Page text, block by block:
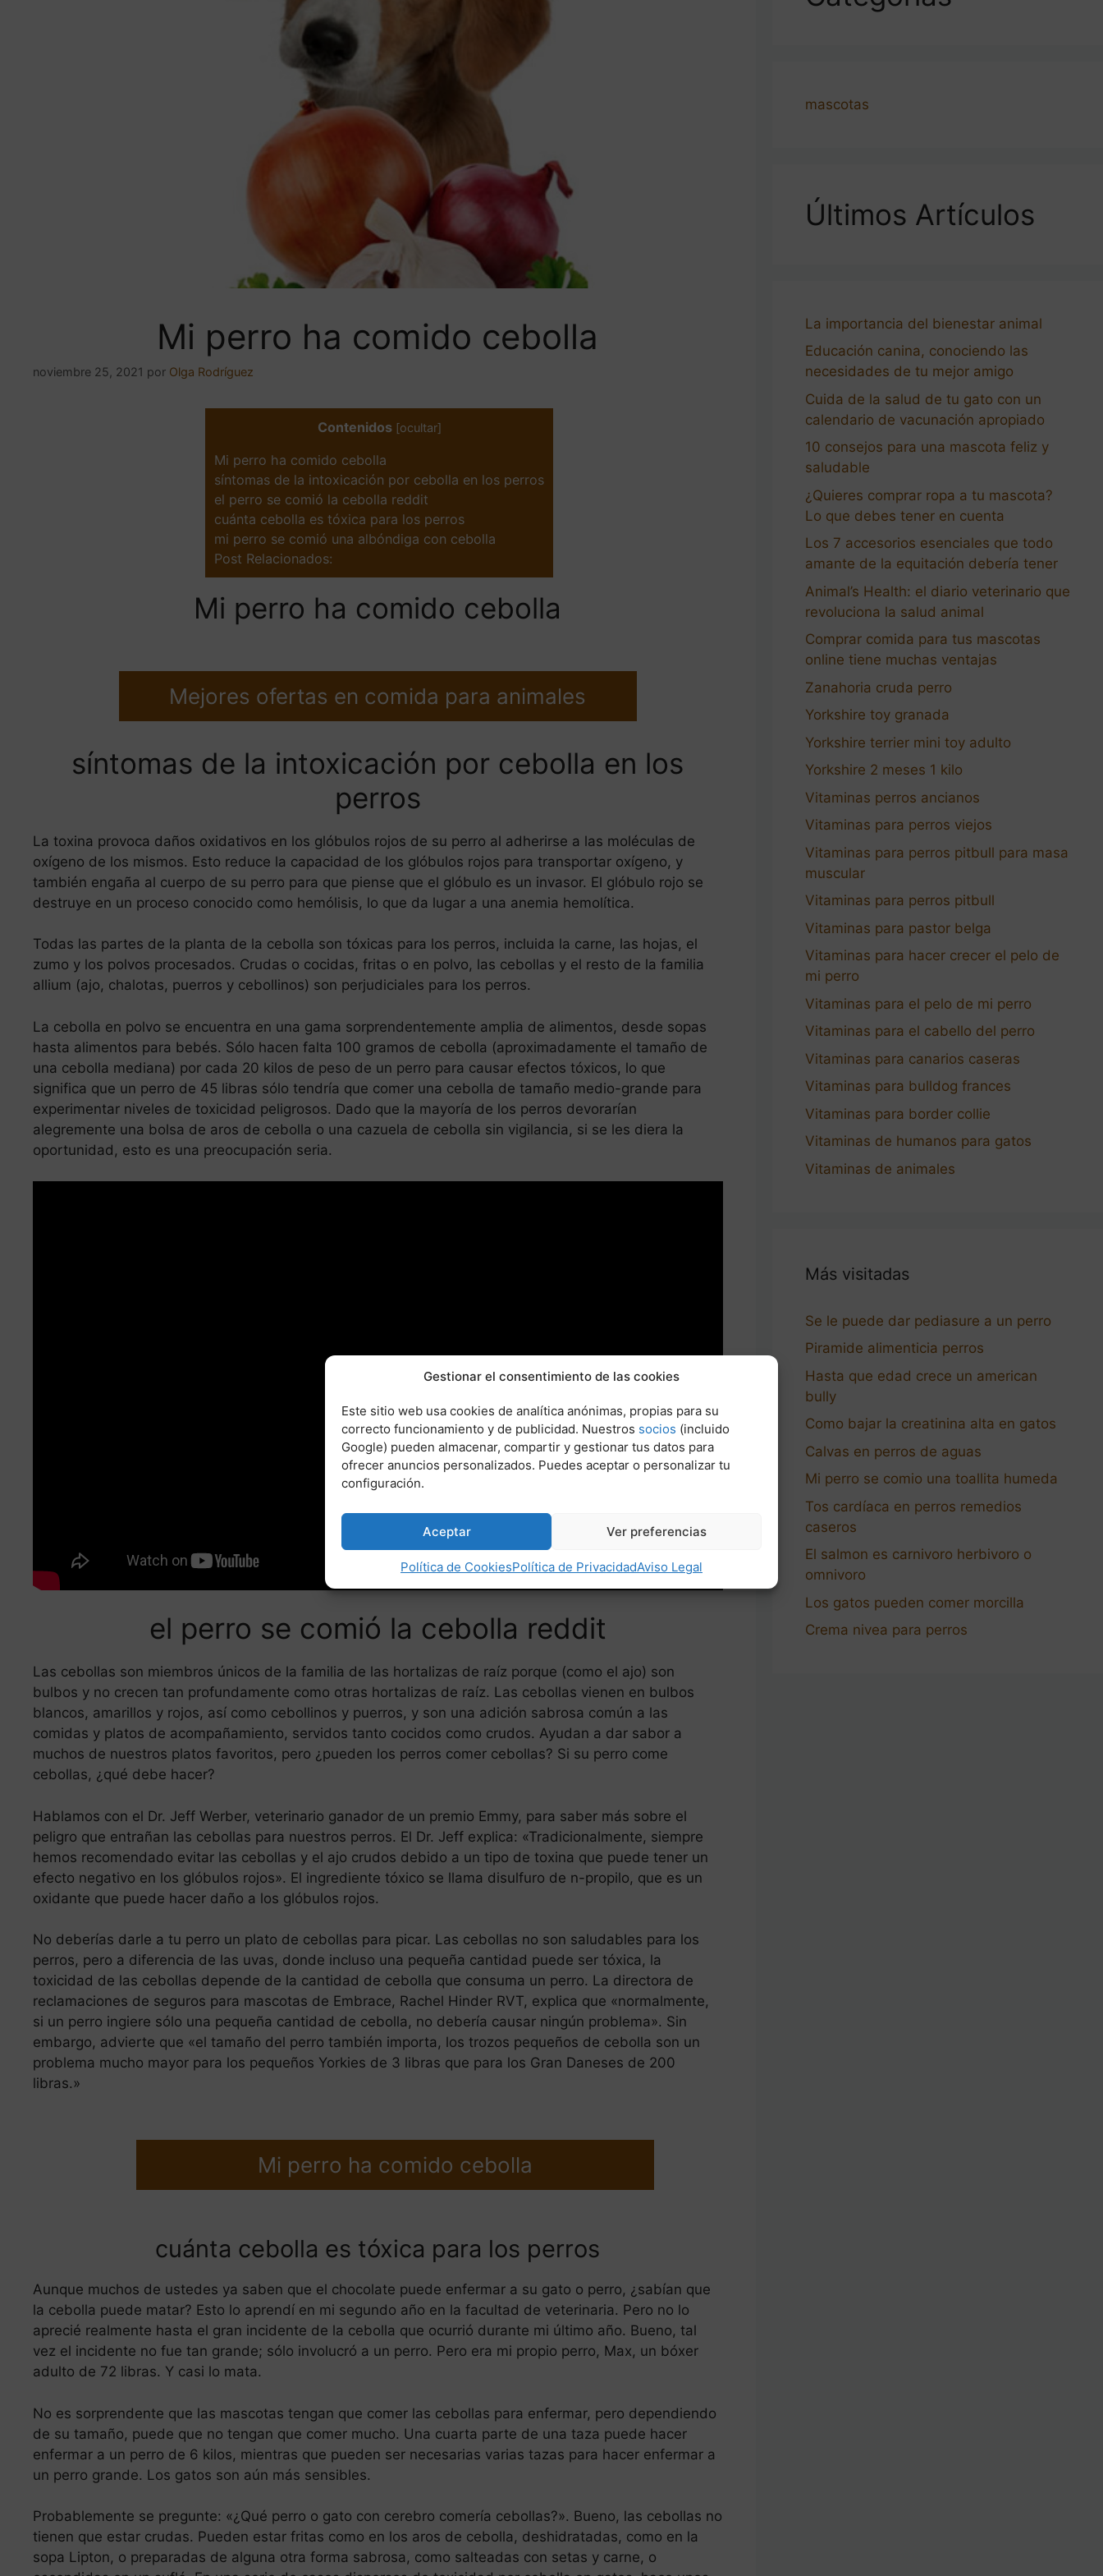
Gestionar el consentimiento de las cookies
Este sitio web usa cookies de analítica anónimas, propias para su
correcto funcionamiento y de publicidad. Nuestros socios (incluido
Google) pueden almacenar, compartir y gestionar tus datos para
ofrecer anuncios personalizados. Puedes aceptar o personalizar tu
configuración.
Aceptar Ver preferencias
Política de CookiesPolítica de PrivacidadAviso Legal
Mi perro ha comido cebolla
noviembre 25, 2021 por Olga Rodríguez
Contenidos [ocultar]
Mi perro ha comido cebolla
síntomas de la intoxicación por cebolla en los perros
el perro se comió la cebolla reddit
cuánta cebolla es tóxica para los perros
mi perro se comió una albóndiga con cebolla
Post Relacionados:
Mi perro ha comido cebolla
Mejores ofertas en comida para animales
síntomas de la intoxicación por cebolla en los
perros
La toxina provoca daños oxidativos en los glóbulos rojos de su perro al adherirse a las moléculas de
oxígeno de los mismos. Esto reduce la capacidad de los glóbulos rojos para transportar oxígeno, y
también engaña al cuerpo de su perro para que piense que el glóbulo es un invasor. El glóbulo rojo se
destruye en un proceso conocido como hemólisis, lo que da lugar a una anemia hemolítica.
Todas las partes de la planta de la cebolla son tóxicas para los perros, incluida la carne, las hojas, el
zumo y los polvos procesados. Crudas o cocidas, fritas o en polvo, las cebollas y el resto de la familia
allium (ajo, chalotas, puerros y cebollinos) son perjudiciales para los perros.
La cebolla en polvo se encuentra en una gama sorprendentemente amplia de alimentos, desde sopas
hasta alimentos para bebés. Sólo hacen falta 100 gramos de cebolla (aproximadamente el tamaño de
una cebolla mediana) por cada 20 kilos de peso de un perro para causar efectos tóxicos, lo que
significa que un perro de 45 libras sólo tendría que comer una cebolla de tamaño medio-grande para
experimentar niveles de toxicidad peligrosos. Dado que la mayoría de los perros devorarían
alegremente una bolsa de aros de cebolla o una cazuela de cebolla sin vigilancia, si se les diera la
oportunidad, esto es una preocupación seria.
el perro se comió la cebolla reddit
Las cebollas son miembros únicos de la familia de las hortalizas de raíz porque (como el ajo) son
bulbos y no crecen tan profundamente como otras hortalizas de raíz. Las cebollas vienen en bulbos
blancos, amarillos y rojos, así como cebollinos y puerros, y son una adición sabrosa común a las
comidas y platos de acompañamiento, servidos tanto cocidos como crudos. Ayudan a dar sabor a
muchos de nuestros platos favoritos, pero ¿pueden los perros comer cebollas? Si su perro come
cebollas, ¿qué debe hacer?
Hablamos con el Dr. Jeff Werber, veterinario ganador de un premio Emmy, para saber más sobre el
peligro que entrañan las cebollas para nuestros perros. El Dr. Jeff explica: «Tradicionalmente, siempre
hemos recomendado evitar las cebollas y el ajo crudos debido a un tipo de toxina que puede tener un
efecto negativo en los glóbulos rojos». El ingrediente tóxico se llama disulfuro de n-propilo, que es un
oxidante que puede hacer daño a los glóbulos rojos.
No deberías darle a tu perro un plato de cebollas para picar. Las cebollas no son saludables para los
perros, pero a diferencia de las uvas, donde incluso una pequeña cantidad puede ser tóxica, la
toxicidad de las cebollas depende de la cantidad de cebolla que consuma un perro. La directora de
reclamaciones de seguros para mascotas de Embrace, Rachel Hinder RVT, explica que «normalmente,
si un perro ingiere sólo una pequeña cantidad de cebolla, no debería causar ningún problema». Sin
embargo, advierte que «el tamaño del perro también importa, los trozos pequeños de cebolla son un
problema mucho mayor para los pequeños Yorkies de 3 libras que para los Gran Daneses de 200
libras.»
Mi perro ha comido cebolla
cuánta cebolla es tóxica para los perros
Aunque muchos de ustedes ya saben que el chocolate puede enfermar a su gato o perro, ¿sabían que
la cebolla puede matar? Esto lo aprendí en mi segundo año en la facultad de veterinaria. Pero no lo
aprecié realmente hasta el gran incidente de la cebolla que ocurrió durante mi último año. Bueno, tal
vez el incidente no fue tan grande; sólo involucró a un perro. Pero era mi propio perro, Max, un bóxer
adulto de 72 libras. Y casi lo mata.
No es sorprendente que las mascotas tengan que comer las cebollas para enfermar, pero dependiendo
de su tamaño, puede que no tengan que comer mucho. Una cuarta parte de una taza puede hacer
enfermar a un perro de 6 kilos, mientras que pueden ser necesarias varias tazas para hacer enfermar a
un perro grande. Los gatos son aún más sensibles.
Probablemente se pregunte: «¿Qué perro o gato con cerebro comería cebollas?». Bueno, las cebollas no
tienen que estar crudas. Pueden estar fritas como en los aros de cebolla, deshidratadas, como en la
sopa Lipton, o preparadas de alguna otra forma sabrosa, como salteadas con setas y carne, o
mascotas
Últimos Artículos
La importancia del bienestar animal
Educación canina, conociendo las
necesidades de tu mejor amigo
Cuida de la salud de tu gato con un
calendario de vacunación apropiado
10 consejos para una mascota feliz y
saludable
¿Quieres comprar ropa a tu mascota?
Lo que debes tener en cuenta
Los 7 accesorios esenciales que todo
amante de la equitación debería tener
Animal’s Health: el diario veterinario que
revoluciona la salud animal
Comprar comida para tus mascotas
online tiene muchas ventajas
Zanahoria cruda perro
Yorkshire toy granada
Yorkshire terrier mini toy adulto
Yorkshire 2 meses 1 kilo
Vitaminas perros ancianos
Vitaminas para perros viejos
Vitaminas para perros pitbull para masa
muscular
Vitaminas para perros pitbull
Vitaminas para pastor belga
Vitaminas para hacer crecer el pelo de
mi perro
Vitaminas para el pelo de mi perro
Vitaminas para el cabello del perro
Vitaminas para canarios caseras
Vitaminas para bulldog frances
Vitaminas para border collie
Vitaminas de humanos para gatos
Vitaminas de animales
Más visitadas
Se le puede dar pediasure a un perro
Piramide alimenticia perros
Hasta que edad crece un american
bully
Como bajar la creatinina alta en gatos
Calvas en perros de aguas
Mi perro se comio una toallita humeda
Tos cardíaca en perros remedios
caseros
El salmon es carnivoro herbivoro o
omnivoro
Los gatos pueden comer morcilla
Crema nivea para perros